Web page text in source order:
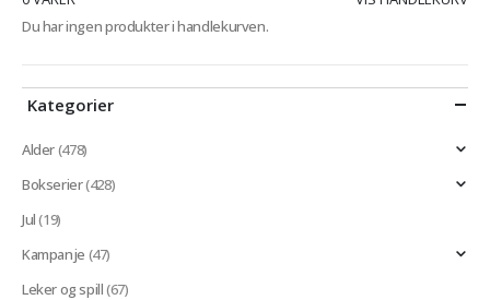
Du har ingen produkter i handlekurven.
Kategorier
Alder(478)
Bokserier(428)
Jul(19)
Kampanje (47)
Leker og spill(67)